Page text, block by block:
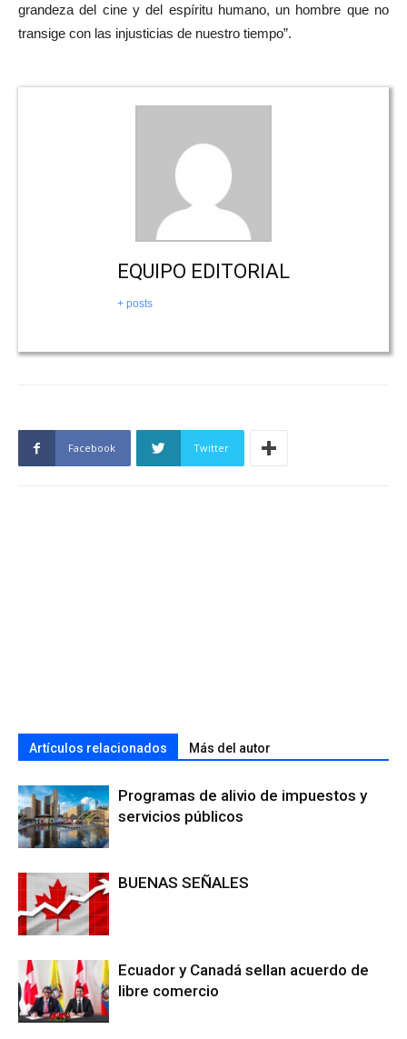
grandeza del cine y del espíritu humano, un hombre que no
transige con las injusticias de nuestro tiempo”.
EQUIPO EDITORIAL
+ posts
Facebook Twitter
Artículos relacionados Más del autor
Programas de alivio de impuestos y
servicios públicos
BUENAS SEÑALES
Ecuador y Canadá sellan acuerdo de
libre comercio